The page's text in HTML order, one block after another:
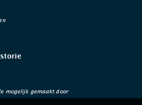
mogelijk gemaakt door